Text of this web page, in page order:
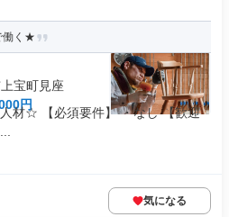
働く★
宝町見座
円
材☆ 【必須要件】 ・なし 【歓迎
気になる